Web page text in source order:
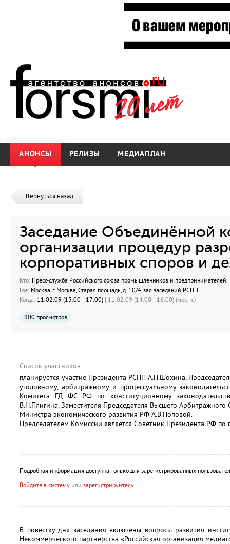
АНОНСЫ РЕЛИЗЫ МЕДИАПЛАН
Вернуться назад
Заседание Объединённой
организации процедур
корпоративных споров и
Кто: Пресс-служба Российского союза промышленников и предпринимателей.
Где: Москва, г. Москва, Старая площадь, д. 10/4, зал заседаний РСПП
Когда: 11.02.09 (15:00—17:00) | 11.02.09 (14:00—16:00) (местн.)
900 просмотров
Список участников:
планируется участие Президента РСПП А.Н.Шохина,
уголовному, арбитражному и процессуальному
Комитета ГД ФС РФ по конституционному
В.Н.Плигина, Заместителя Председателя Высшего
Министра экономического развития РФ А.В.Поповой.
Председателем Комиссии является Советник Президента РФ
Подробная информация доступна только для зарегистрированных
Войдите в систему или зарегистрируйтесь
В повестку дня заседания включены вопросы развития
Некоммерческого партнёрства «Российская организация